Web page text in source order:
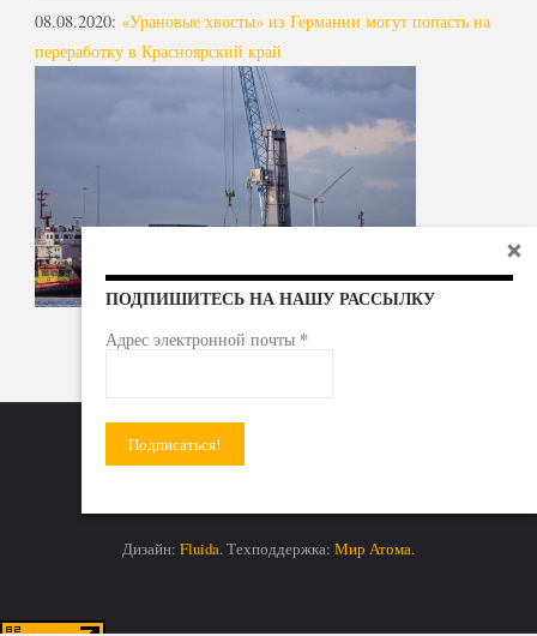
08.08.2020: «Урановые хвосты» из Германии могут попасть на
переработку в Красноярский край
Дизайн: Fluida. Техподдержка: Мир Атома.
ПОДПИШИТЕСЬ НА НАШУ РАССЫЛКУ
Адрес электронной почты *